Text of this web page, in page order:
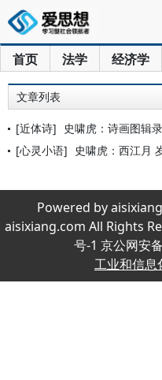
首页 法学 经济学
文章列表
[近体诗]
史啸虎：诗画图辑
[心灵小语]
史啸虎：西江月
Powered by
aisixiang.com All Rights
号-1 京公网安
工业和信息